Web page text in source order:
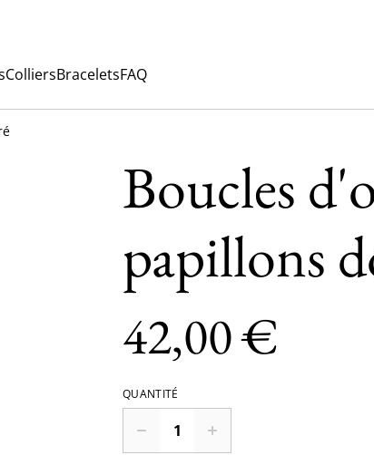
ColliersBraceletsFAQ
Boucles
papillons
42,00 €
QUANTITÉ